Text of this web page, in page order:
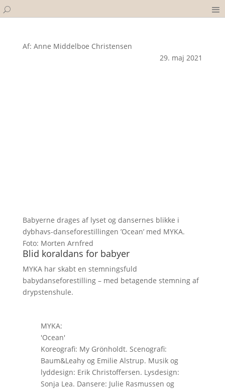
Af: Anne Middelboe Christensen
29. maj 2021
Babyerne drages af lyset og dansernes blikke i
dybhavs-danseforestillingen ’Ocean’ med MYKA.
Foto: Morten Arnfred
Blid koraldans for babyer
MYKA har skabt en stemningsfuld
babydanseforestilling – med betagende stemning af
drypstenshule.
MYKA:
'Ocean'
Koreografi: My Grönholdt. Scenografi:
Baum&Leahy og Emilie Alstrup. Musik og
lyddesign: Erik Christoffersen. Lysdesign:
Sonja Lea. Dansere: Julie Rasmussen og